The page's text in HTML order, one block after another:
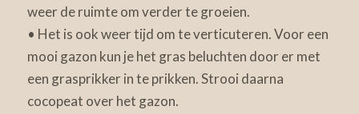
weer de ruimte om verder te groeien.
• Het is ook weer tijd om te verticuteren. Voor een
mooi gazon kun je het gras beluchten door er met
een grasprikker in te prikken. Strooi daarna
cocopeat over het gazon.